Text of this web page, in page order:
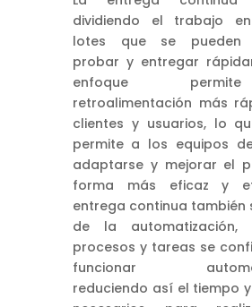
dividiendo el trabajo
lotes que se pueden
probar y entregar
enfoque
retroalimentación más
clientes y usuarios, lo
permite a los equipos
adaptarse y mejorar el
forma más eficaz y
entrega continua también
de la automatización,
procesos y tareas se
funcionar
reduciendo así el tiempo